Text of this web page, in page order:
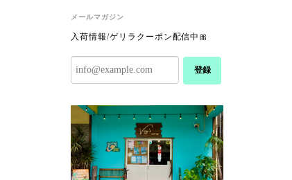
メールマガジン
入荷情報/ゲリラクーポン配信中🎀
登録